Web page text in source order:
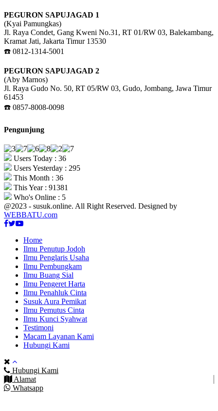
PEGURON SAPUJAGAD 1
(Kyai Pamungkas)
Jl. Raya Condet, Gang Kweni No.31, RT 01/RW 03, Balekambang,
Kramat Jati, Jakarta Timur 13530
☎️ 0812-1314-5001
PEGURON SAPUJAGAD 2
(Aby Marnos)
Jl. Raya Gudo No. 50, RT 05/RW 03, Gudo, Jombang, Jawa Timur
61453
☎️ 0857-8008-0098
Pengunjung
Users Today : 36
Users Yesterday : 295
This Month : 36
This Year : 91381
Who's Online : 5
@2023 - susuk.online. All Right Reserved. Designed by
WEBBATU.com
Facebook
Twitter
Youtube
Home
Ilmu Penutup Jodoh
Ilmu Penglaris Usaha
Ilmu Pembungkam
Ilmu Buang Sial
Ilmu Pengeret Harta
Ilmu Penahluk Cinta
Susuk Aura Pemikat
Ilmu Pemutus Cinta
Ilmu Kunci Syahwat
Testimoni
Macam Layanan Kami
Hubungi Kami
Hubungi Kami
Alamat
Whatsapp